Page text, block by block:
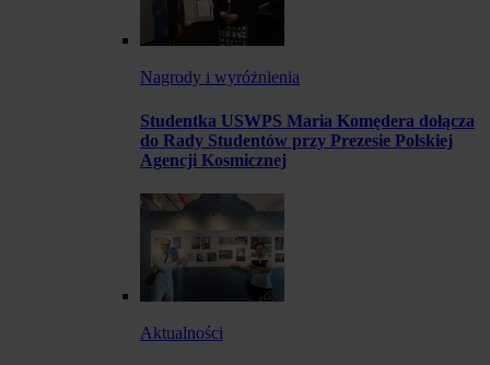
Nagrody i wyróżnienia
Studentka USWPS Maria Komędera dołącza
do Rady Studentów przy Prezesie Polskiej
Agencji Kosmicznej
Aktualności